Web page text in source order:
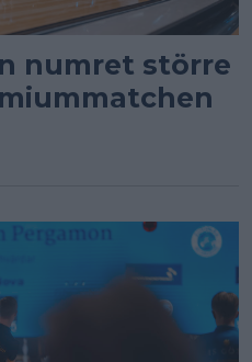
numret större